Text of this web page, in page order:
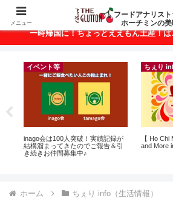
ベトナム・ホーチミンの美味いも
一時帰国に！ちょっとええもん土産！
イベント等
inago会は100人突破！実績記録が
結構溜まってきたのでご報告＆引
き続きお仲間募集中♪
【 Ho
and More
ホーム ちぇり info（生活情報）
メニュー
フードアナリス
ホーチミンの